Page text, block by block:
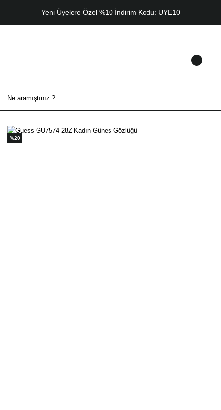
Yeni Üyelere Özel %10 İndirim Kodu: UYE10
%20